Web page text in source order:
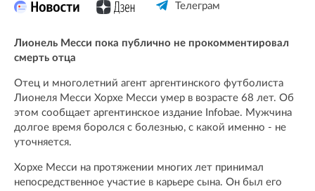
Телеграм
Лионель Месси пока публично не прокомментировал
смерть отца
Отец и многолетний агент аргентинского футболиста
Лионеля Месси Хорхе Месси умер в возрасте 68 лет. Об
этом сообщает аргентинское издание Infobae. Мужчина
долгое время боролся с болезнью, с какой именно - не
уточняется.
Хорхе Месси на протяжении многих лет принимал
непосредственное участие в карьере сына. Он был его